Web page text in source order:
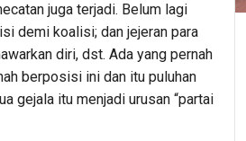
juga terjadi. Belum lagi
demi koalisi; dan jejeran para
diri, dst. Ada yang pernah
berposisi ini dan itu puluhan
gejala itu menjadi urusan “partai